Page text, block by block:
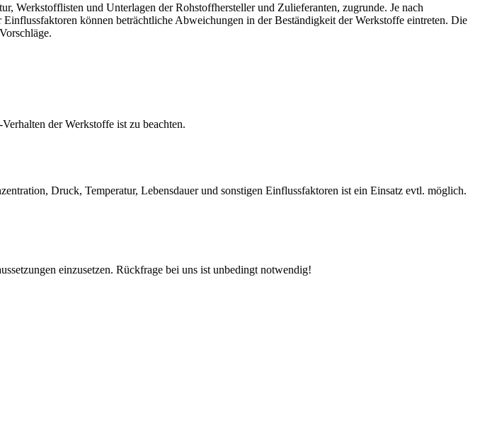
Werkstofflisten und Unterlagen der Rohstoffhersteller und Zulieferanten, zugrunde. Je nach
können beträchtliche Abweichungen in der Beständigkeit der Werkstoffe eintreten. Die
der Werkstoffe ist zu beachten.
Druck, Temperatur, Lebensdauer und sonstigen Einflussfaktoren ist ein Einsatz evtl. möglich.
einzusetzen. Rückfrage bei uns ist unbedingt notwendig!